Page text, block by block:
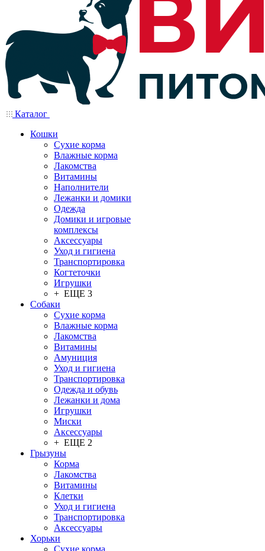
Каталог
Кошки
Сухие корма
Влажные корма
Лакомства
Витамины
Наполнители
Лежанки и домики
Одежда
Домики и игровые
комплексы
Аксессуары
Уход и гигиена
Транспортировка
Когтеточки
Игрушки
+ ЕЩЕ 3
Собаки
Сухие корма
Влажные корма
Лакомства
Витамины
Амуниция
Уход и гигиена
Транспортировка
Одежда и обувь
Лежанки и дома
Игрушки
Миски
Аксессуары
+ ЕЩЕ 2
Грызуны
Корма
Лакомства
Витамины
Клетки
Уход и гигиена
Транспортировка
Аксессуары
Хорьки
Сухие корма